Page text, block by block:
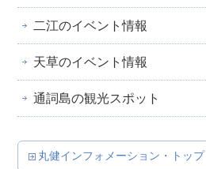
二江のイベント情報
天草のイベント情報
通詞島の観光スポット
丸健インフォメーション・トップ